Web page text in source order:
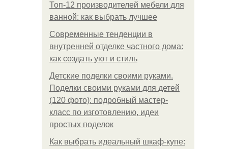
Топ-12 производителей мебели для
ванной: как выбрать лучшее
Современные тенденции в
внутренней отделке частного дома:
как создать уют и стиль
Детские поделки своими руками.
Поделки своими руками для детей
(120 фото): подробный мастер-
класс по изготовлению, идеи
простых поделок
Как выбрать идеальный шкаф-купе: